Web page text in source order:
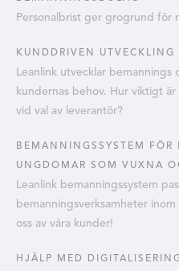
Personalbrist ger grogrund för
KUNDDRIVEN UTVECKLING
Leanlink utvecklar bemannings
kundernas behov. Hur viktigt
vid val av leverantör?
BEMANNINGSSYSTEM
UNGDOMAR SOM VUXNA
Leanlink bemanningssystem
bemanningsverksamheter
oss av våra kunder!
HJÄLP MED